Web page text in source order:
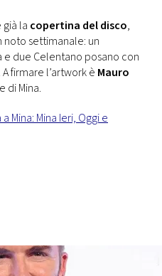
la copertina del disco,
settimanale: un
due Celentano posano con
. A firmare l’artwork è Mauro
di Mina.
Mina: Mina Ieri, Oggi e